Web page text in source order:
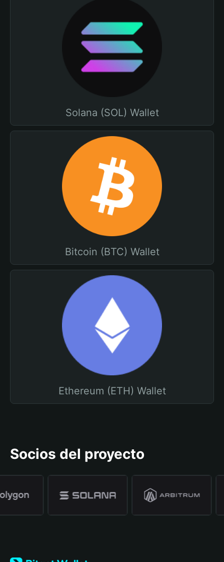
Solana (SOL) Wallet
Bitcoin (BTC) Wallet
Ethereum (ETH) Wallet
Socios del proyecto